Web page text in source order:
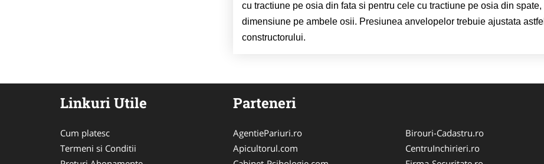
cu tractiune pe osia din fata si pentru cele cu tractiune pe osia din
dimensiune pe ambele osii. Presiunea anvelopelor trebuie ajustata
constructorului.
Linkuri Utile
Cum platesc
Termeni si Conditii
Parteneri
AgentiePariuri.ro
Apicultorul.com
Birouri-Cadastru.ro
CentruInchirieri.ro